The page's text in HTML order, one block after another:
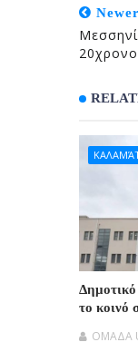
20χρονο
το
OMAΔΑ